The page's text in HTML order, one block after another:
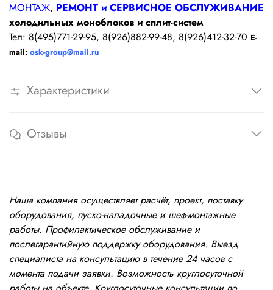
МОНТАЖ, РЕМОНТ и СЕРВИСНОЕ ОБСЛУЖИВАНИЕ
холодильных моноблоков и сплит-систем
Тел: 8(495)771-29-95, 8(926)882-99-48, 8(926)412-32-70 E-
mail: osk-group@mail.ru
Характеристики
Отзывы
Наша компания осуществляет расчёт, проект, поставку
оборудования, пуско-наладочные и шеф-монтажные
работы. Профилактическое обслуживание и
послегарантийную поддержку оборудования. Выезд
специалиста на консультацию в течение 24 часов с
момента подачи заявки. Возможность круглосуточной